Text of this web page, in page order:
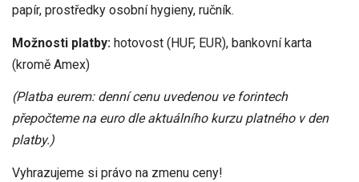
papír, prostředky osobní hygieny, ručník.
Možnosti platby: hotovost (HUF, EUR), bankovní karta
(kromě Amex)
(Platba eurem: denní cenu uvedenou ve forintech
přepočteme na euro dle aktuálního kurzu platného v den
platby.)
Vyhrazujeme si právo na zmenu ceny!